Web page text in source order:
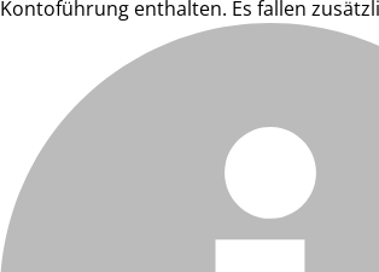
Kontoführung enthalten. Es fallen